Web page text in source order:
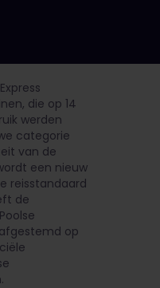
die op 14
werden
categorie
van de
een nieuw
reisstandaard
de
op